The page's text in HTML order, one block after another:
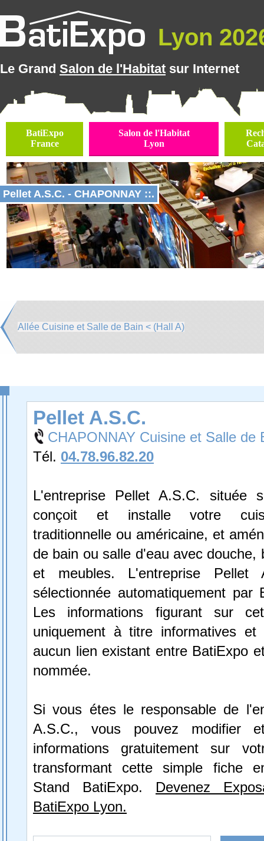
Lyon
Le Grand Salon de l'Habitat sur Internet
BatiExpo
France
Salon de l'Habitat
Lyon
Pellet A.S.C. - CHAPONNAY ::.
Allée Cuisine et Salle de Bain < (Hall A)
Pellet A.S.C.
CHAPONNAY Cuisine et Salle de
Tél. 04.78.96.82.20
L'entreprise Pellet A.S.C. située
conçoit et installe votre
traditionnelle ou américaine, et
de bain ou salle d'eau avec douche,
et meubles. L'entreprise
sélectionnée automatiquement par
Les informations figurant sur
uniquement à titre informatives et
aucun lien existant entre BatiExpo
nommée.
Si vous étes le responsable de
A.S.C., vous pouvez modifier
informations gratuitement sur
transformant cette simple fiche
Stand BatiExpo. Devenez
BatiExpo Lyon.